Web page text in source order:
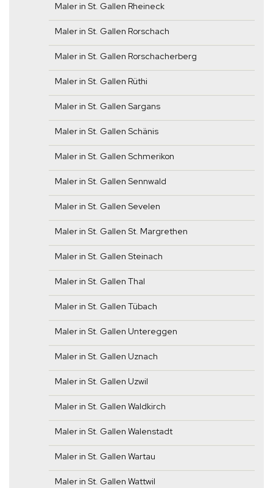
Maler in St. Gallen Rheineck
Maler in St. Gallen Rorschach
Maler in St. Gallen Rorschacherberg
Maler in St. Gallen Rüthi
Maler in St. Gallen Sargans
Maler in St. Gallen Schänis
Maler in St. Gallen Schmerikon
Maler in St. Gallen Sennwald
Maler in St. Gallen Sevelen
Maler in St. Gallen St. Margrethen
Maler in St. Gallen Steinach
Maler in St. Gallen Thal
Maler in St. Gallen Tübach
Maler in St. Gallen Untereggen
Maler in St. Gallen Uznach
Maler in St. Gallen Uzwil
Maler in St. Gallen Waldkirch
Maler in St. Gallen Walenstadt
Maler in St. Gallen Wartau
Maler in St. Gallen Wattwil